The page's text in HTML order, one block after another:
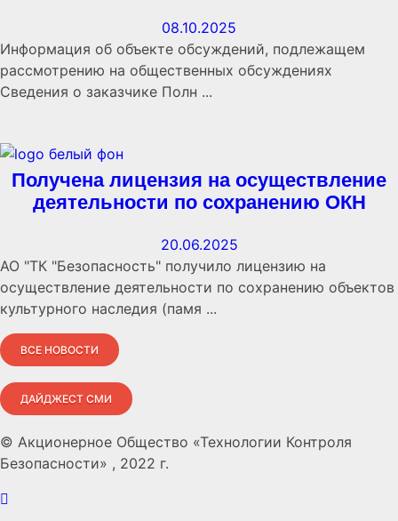
08.10.2025
Информация об объекте обсуждений, подлежащем
рассмотрению на общественных обсуждениях
Сведения о заказчике Полн ...
Получена лицензия на осуществление
деятельности по сохранению ОКН
20.06.2025
АО "ТК "Безопасность" получило лицензию на
осуществление деятельности по сохранению объектов
культурного наследия (памя ...
ВСЕ НОВОСТИ
ДАЙДЖЕСТ СМИ
© Акционерное Общество «Технологии Контроля
Безопасности» , 2022 г.